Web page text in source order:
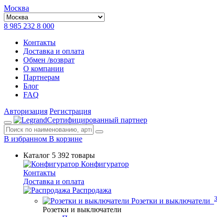
Москва
8 985 232 8 000
Контакты
Доставка и оплата
Обмен /возврат
О компании
Партнерам
Блог
FAQ
Авторизация Регистрация
Сертифицированный партнер
В избранном В корзине
Каталог 5 392 товары
Конфигуратор
Контакты
Доставка и оплата
Распродажа
Розетки и выключатели
Розетки и выключатели